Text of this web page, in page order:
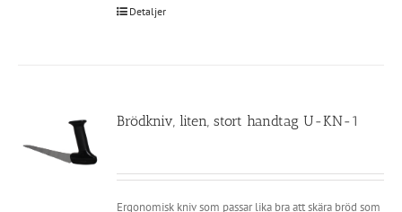
Detaljer
Brödkniv, liten, stort handtag U-KN-1
Ergonomisk kniv som passar lika bra att skära bröd som